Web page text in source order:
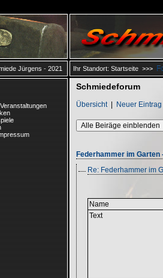
Jürgens - 2021 Ihr Standort:Startseite>>>
Schmiedeforum
Übersicht| Neuer Eintrag
Alle Beiräge einblenden
Federhammer im Garten
Re: Federhammer im
Name
Text